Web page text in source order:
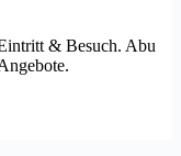
& Besuch. Abu